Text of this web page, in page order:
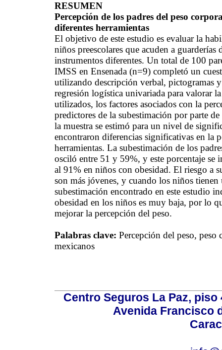
RESUMEN
Percepción de los padres del peso
diferentes herramientas
El objetivo de este estudio es evaluar la
niños preescolares que acuden a
instrumentos diferentes. Un total de 100
IMSS en Ensenada (n=9) completó un
utilizando descripción verbal, pictogramas
regresión logística univariada para valorar
utilizados, los factores asociados con la
predictores de la subestimación por parte
la muestra se estimó para un nivel de
encontraron diferencias significativas en la
herramientas. La subestimación de los
osciló entre 51 y 59%, y este porcentaje se
al 91% en niños con obesidad. El riesgo a
son más jóvenes, y cuando los niños
subestimación encontrado en este estudio
obesidad en los niños es muy baja, por lo
mejorar la percepción del peso.
Palabras clave: Percepción del peso,
mexicanos
Centro Seguros La Paz,
Avenida Francisco